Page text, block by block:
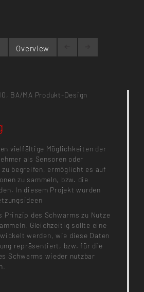
Overview
BA/MA Produkt-Design
vielfältige Möglichkeiten der
als Sensoren oder
begreifen, ermöglicht es auf
zu sammeln, bzw. die
In diesem Projekt wurden
des Schwarms zu Nutze
Gleichzeitig sollte eine
werden, wie diese Daten
repräsentiert, bzw. für die
Schwarms wieder nutzbar